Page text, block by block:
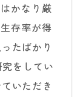
かなり厳
存率が得
たばかり
をしてい
いただき